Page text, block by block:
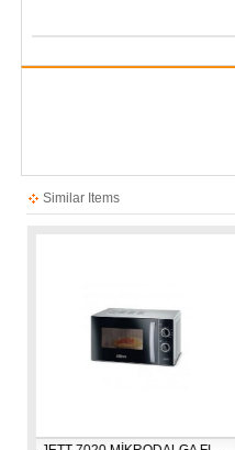
Similar Items